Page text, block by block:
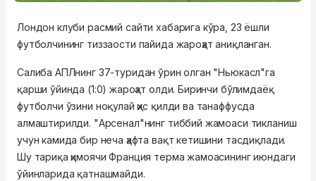
Лондон клуби расмий сайти хабарига кўра, 23 ёшли
футболчининг тиззаости пайида жароҳат аниқланган.
Салиба АПЛнинг 37-туридан ўрин олган "Ньюкасл"га
қарши ўйинда (1:0) жароҳат олди. Биринчи бўлимдаёқ
футболчи ўзини ноқулай ҳис қилди ва танаффусда
алмаштирилди. "Арсенал"нинг тиббий жамоаси тикланиш
учун камида бир неча ҳафта вақт кетишини тасдиқлади.
Шу тариқа ҳимоячи Франция терма жамоасининг июндаги
ўйинларида қатнашмайди.